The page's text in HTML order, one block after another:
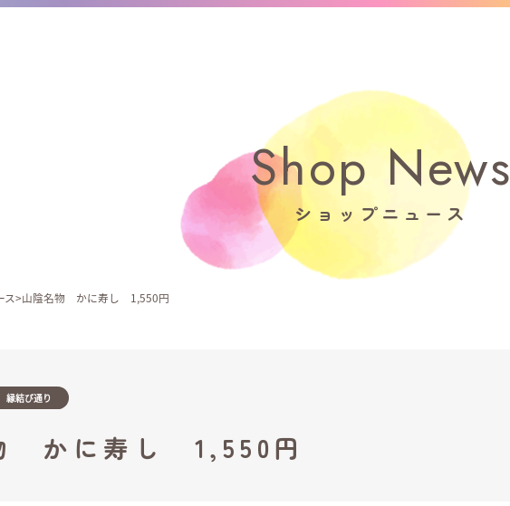
Shop News
ショップニュース
ス 山陰名物 かに寿し 1,550円
縁結び通り
かに寿し 1,550円